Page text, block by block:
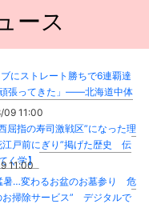
ース
にストレート勝ちで6連覇達
張ってきた」――北海道中体
09 11:00
屈指の寿司激戦区”になった理
戸前にぎり”掲げた歴史 伝
く学】
11:00
暑…変わるお盆のお墓参り 危
お掃除サービス” デジタルで